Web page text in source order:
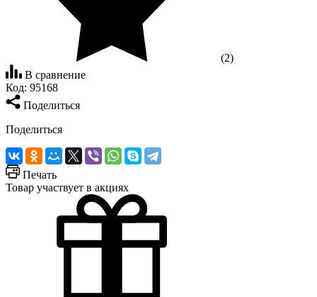
(2)
В сравнение
Код: 95168
Поделиться
Поделиться
Печать
Товар участвует в акциях